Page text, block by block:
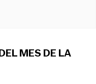
MES DE LA